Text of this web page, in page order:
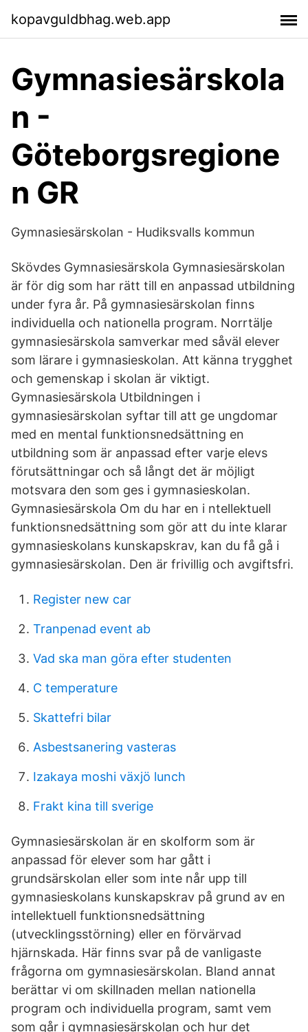
kopavguldbhag.web.app
Gymnasiesärskola
n -
Göteborgsregione
n GR
Gymnasiesärskolan - Hudiksvalls kommun
Skövdes Gymnasiesärskola Gymnasiesärskolan
är för dig som har rätt till en anpassad utbildning
under fyra år. På gymnasiesärskolan finns
individuella och nationella program. Norrtälje
gymnasiesärskola samverkar med såväl elever
som lärare i gymnasieskolan. Att känna trygghet
och gemenskap i skolan är viktigt.
Gymnasiesärskola Utbildningen i
gymnasiesärskolan syftar till att ge ungdomar
med en mental funktionsnedsättning en
utbildning som är anpassad efter varje elevs
förutsättningar och så långt det är möjligt
motsvara den som ges i gymnasieskolan.
Gymnasiesärskola Om du har en i ntellektuell
funktionsnedsättning som gör att du inte klarar
gymnasieskolans kunskapskrav, kan du få gå i
gymnasiesärskolan. Den är frivillig och avgiftsfri.
Register new car
Tranpenad event ab
Vad ska man göra efter studenten
C temperature
Skattefri bilar
Asbestsanering vasteras
Izakaya moshi växjö lunch
Frakt kina till sverige
Gymnasiesärskolan är en skolform som är
anpassad för elever som har gått i
grundsärskolan eller som inte når upp till
gymnasieskolans kunskapskrav på grund av en
intellektuell funktionsnedsättning
(utvecklingsstörning) eller en förvärvad
hjärnskada. Här finns svar på de vanligaste
frågorna om gymnasiesärskolan. Bland annat
berättar vi om skillnaden mellan nationella
program och individuella program, samt vem
som går i gymnasiesärskolan och hur det